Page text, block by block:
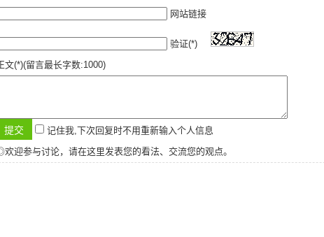
网站链接
验证(*)
文(*)(留言最长字数:1000)
记住我,下次回复时不用重新输入个人信息
迎参与讨论，请在这里发表您的看法、交流您的观点。